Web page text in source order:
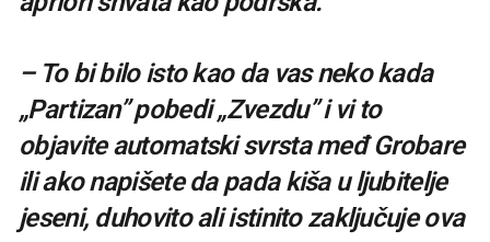
– To bi bilo isto kao da vas neko kada
„Partizan” pobedi „Zvezdu” i vi to
objavite automatski svrsta međ Grobare
ili ako napišete da pada kiša u ljubitelje
jeseni, duhovito ali istinito zaključuje ova